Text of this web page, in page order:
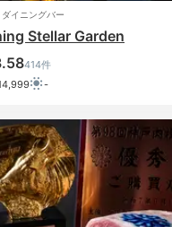
ンに卵料理
になる朝食を
イニングバー
Stellar Garden
414件
-